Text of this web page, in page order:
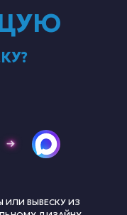
ИЛИ ВЫВЕСКУ ИЗ